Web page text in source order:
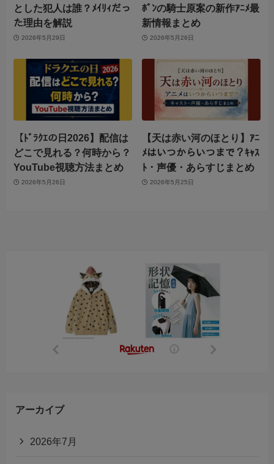
とした犯人は誰？ﾒｲﾘｨだっ
た理由を解説
2026年5月29日
ﾎﾞﾝの騎士原案の新作ｱﾆﾒ最
新情報まとめ
2026年5月26日
【ﾄﾞﾗｸｴの日2026】配信は
どこで見れる？何時から？
YouTube視聴方法まとめ
2026年5月26日
【天は赤い河のほとり】ｱﾆ
ﾒはいつからいつまで？ｷｬｽ
ﾄ・声優・あらすじまとめ
2026年5月25日
アーカイブ
2026年7月